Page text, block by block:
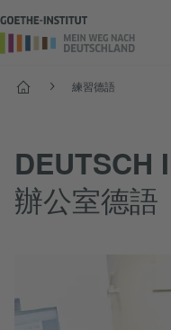
首頁 練習德語
DEUTSCH
辦公室德語